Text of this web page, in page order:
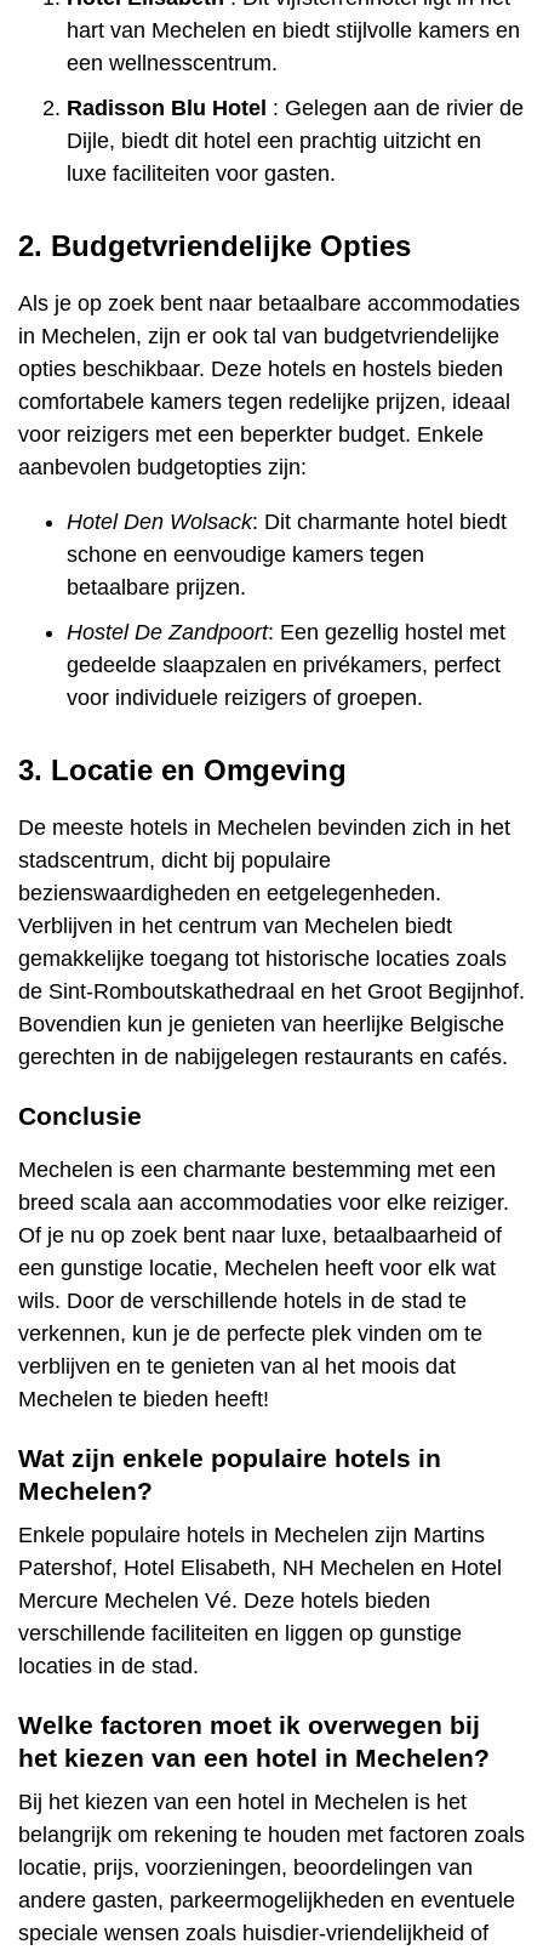
hart van Mechelen en biedt stijlvolle kamers en
een wellnesscentrum.
Radisson Blu Hotel : Gelegen aan de rivier de
Dijle, biedt dit hotel een prachtig uitzicht en
luxe faciliteiten voor gasten.
2. Budgetvriendelijke Opties
Als je op zoek bent naar betaalbare accommodaties
in Mechelen, zijn er ook tal van budgetvriendelijke
opties beschikbaar. Deze hotels en hostels bieden
comfortabele kamers tegen redelijke prijzen, ideaal
voor reizigers met een beperkter budget. Enkele
aanbevolen budgetopties zijn:
Hotel Den Wolsack: Dit charmante hotel biedt
schone en eenvoudige kamers tegen
betaalbare prijzen.
Hostel De Zandpoort: Een gezellig hostel met
gedeelde slaapzalen en privékamers, perfect
voor individuele reizigers of groepen.
3. Locatie en Omgeving
De meeste hotels in Mechelen bevinden zich in het
stadscentrum, dicht bij populaire
bezienswaardigheden en eetgelegenheden.
Verblijven in het centrum van Mechelen biedt
gemakkelijke toegang tot historische locaties zoals
de Sint-Romboutskathedraal en het Groot Begijnhof.
Bovendien kun je genieten van heerlijke Belgische
gerechten in de nabijgelegen restaurants en cafés.
Conclusie
Mechelen is een charmante bestemming met een
breed scala aan accommodaties voor elke reiziger.
Of je nu op zoek bent naar luxe, betaalbaarheid of
een gunstige locatie, Mechelen heeft voor elk wat
wils. Door de verschillende hotels in de stad te
verkennen, kun je de perfecte plek vinden om te
verblijven en te genieten van al het moois dat
Mechelen te bieden heeft!
Wat zijn enkele populaire hotels in
Mechelen?
Enkele populaire hotels in Mechelen zijn Martins
Patershof, Hotel Elisabeth, NH Mechelen en Hotel
Mercure Mechelen Vé. Deze hotels bieden
verschillende faciliteiten en liggen op gunstige
locaties in de stad.
Welke factoren moet ik overwegen bij
het kiezen van een hotel in Mechelen?
Bij het kiezen van een hotel in Mechelen is het
belangrijk om rekening te houden met factoren zoals
locatie, prijs, voorzieningen, beoordelingen van
andere gasten, parkeermogelijkheden en eventuele
speciale wensen zoals huisdier-vriendelijkheid of